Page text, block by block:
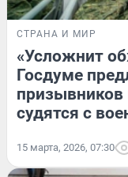
СТРАНА И МИР
«Усложнит
Госдуме
судятся с
15 марта, 2026, 07:30